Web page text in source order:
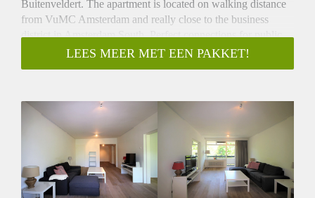
Buitenveldert. The apartment is located on walking distance
from VuMC Amsterdam and really close to the business
district in Amsterdam South. Perfect connections for public
- Available from 01-07-2020 for minimum 12 months
- 105m2
- Fully furnished
- Storage box
- 2 bedrooms
- Registration possible
- New kitchen with built-in appliances
LEES MEER MET EEN PAKKET!